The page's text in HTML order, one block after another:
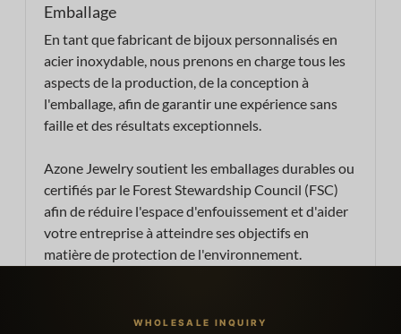
Emballage
En tant que fabricant de bijoux personnalisés en
acier inoxydable, nous prenons en charge tous les
aspects de la production, de la conception à
l'emballage, afin de garantir une expérience sans
faille et des résultats exceptionnels.
Azone Jewelry soutient les emballages durables ou
certifiés par le Forest Stewardship Council (FSC)
afin de réduire l'espace d'enfouissement et d'aider
votre entreprise à atteindre ses objectifs en
matière de protection de l'environnement.
WHOLESALE INQUIRY